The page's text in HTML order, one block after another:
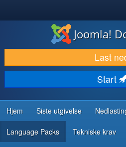
LAST NED & UTVID
OPPDAG & LÆR
SAMFUNN & BRUKERSTØTTE
UTVIKLINGSRESSURSER
Joomla!
Last
Start
Hjem Siste utgivelse
Language Packs Tekniske krav